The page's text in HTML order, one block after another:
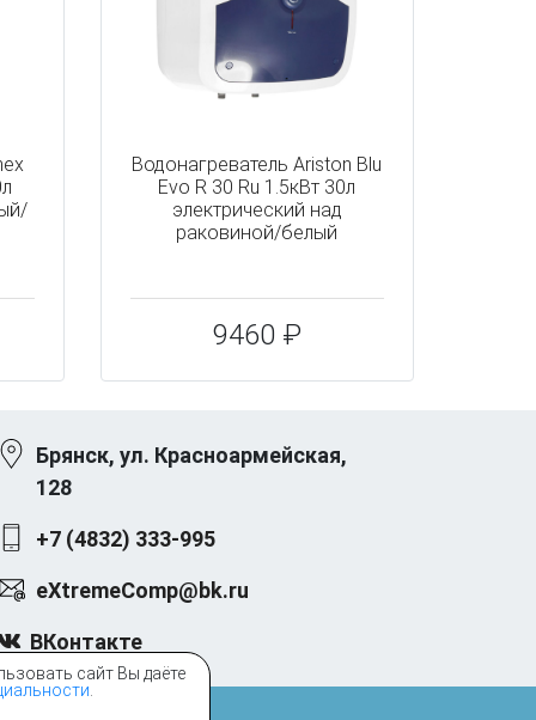
сайт Вы даёте
Водонагреватель Ariston Blu
Evo R 30 Ru 1.5кВт 30л
электрический над
раковиной/белый
9460 ₽
Брянск, ул. Красноармейская,
128
+7 (4832) 333-995
eXtremeComp@bk.ru
ВКонтакте